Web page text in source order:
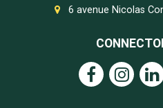
6 avenue Nicolas